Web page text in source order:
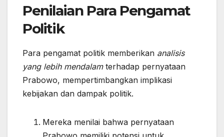
Penilaian Para Pengamat
Politik
Para pengamat politik memberikan analisis
yang lebih mendalamterhadap pernyataan
Prabowo, mempertimbangkan implikasi
kebijakan dan dampak politik.
Mereka menilai bahwa pernyataan